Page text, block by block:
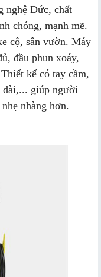
nghệ Đức, chất
chóng, mạnh mẽ.
cộ, sân vườn. Máy
đầu phun xoáy,
kế có tay cầm,
dài,... giúp người
nhàng hơn.